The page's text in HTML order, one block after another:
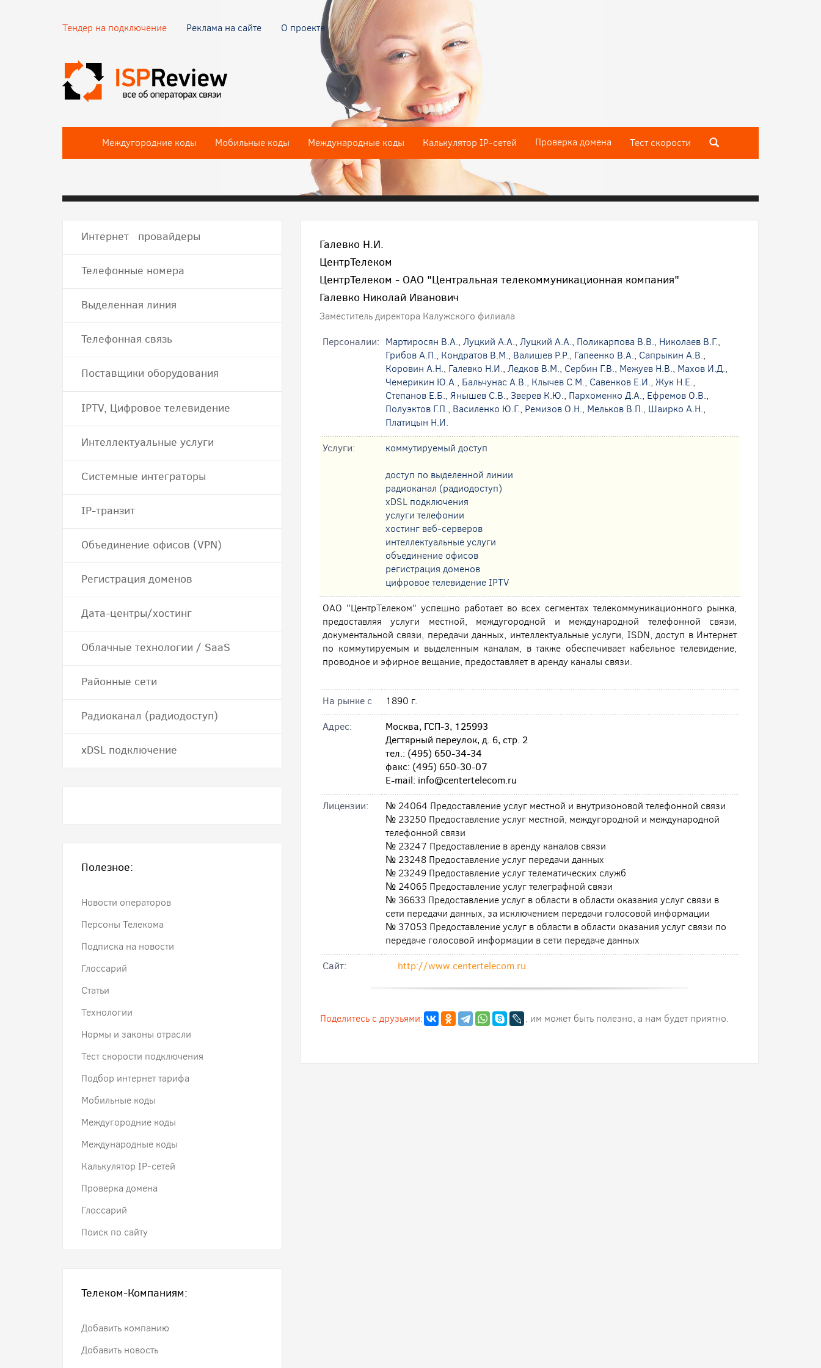
Тендер на подключение Реклама на сайте О проекте
Междугородние коды Мобильные коды Международные коды Калькулятор IP-сетей Проверка домена Тест скороcти
Галевко Н.И.
ЦентрТелеком
ЦентрТелеком - ОАО "Центральная телекоммуникационная компания"
Галевко Николай Иванович
Заместитель директора Калужского филиала
Персоналии: Мартиросян В.А., Луцкий А.А., Луцкий А.А., Поликарпова В.В., Николаев В.Г.,
Грибов А.П., Кондратов В.М., Валишев Р.Р., Гапеенко В.А., Сапрыкин А.В.,
Коровин А.Н., Галевко Н.И., Ледков В.М., Сербин Г.В., Межуев Н.В., Махов И.Д.,
Чемерикин Ю.А., Бальчунас А.В., Клычев С.М., Савенков Е.И., Жук Н.Е.,
Степанов Е.Б., Янышев С.В., Зверев К.Ю., Пархоменко Д.А., Ефремов О.В.,
Полуэктов Г.П., Василенко Ю.Г., Ремизов О.Н., Мельков В.П., Шаирко А.Н.,
Платицын Н.И.
Услуги:
коммутируемый доступ
доступ по выделенной линии
радиоканал (радиодоступ)
xDSL подключения
услуги телефонии
хостинг веб-серверов
интеллектуальные услуги
oбъединение офисов
регистрация доменов
цифровое телевидение IPTV
ОАО "ЦентрТелеком" успешно работает во всех сегментах телекоммуникационного рынка,
предоставляя услуги местной, междугородной и международной телефонной связи,
документальной связи, передачи данных, интеллектуальные услуги, ISDN, доступ в Интернет
по коммутируемым и выделенным каналам, в также обеспечивает кабельное телевидение,
проводное и эфирное вещание, предоставляет в аренду каналы связи.
На рынке с
1890 г.
Адрес:
Москва, ГСП-3, 125993
Дегтярный переулок, д. 6, стр. 2
тел.: (495) 650-34-34
факс: (495) 650-30-07
E-mail: info@centertelecom.ru
Лицензии:
№ 24064 Предоставление услуг местной и внутризоновой телефонной связи
№ 23250 Предоставление услуг местной, междугородной и международной
телефонной связи
№ 23247 Предоставление в аренду каналов связи
№ 23248 Предоставление услуг передачи данных
№ 23249 Предоставление услуг телематических служб
№ 24065 Предоставление услуг телеграфной связи
№ 36633 Предоставление услуг в области в области оказания услуг связи в
сети передачи данных, за исключением передачи голосовой информации
№ 37053 Предоставление услуг в области в области оказания услуг связи по
передаче голосовой информации в сети передаче данных
Cайт:
http://www.centertelecom.ru
Поделитесь с друзьями: , им может быть полезно, а нам будет приятно.
Интернет провайдеры
Телефонные номера
Выделенная линия
Телефонная связь
Поставщики оборудования
IPTV, Цифровое телевидение
Интеллектуальные услуги
Системные интеграторы
IP-транзит
Объединение офисов (VPN)
Регистрация доменов
Дата-центры/хостинг
Облачные технологии / SaaS
Районные сети
Радиоканал (радиодоступ)
хDSL подключение
Полезное:
Новости операторов
Персоны Телекома
Подписка на новости
Глоссарий
Статьи
Технологии
Нормы и законы отрасли
Тест скорости подключения
Подбор интернет тарифа
Мобильные коды
Междугородние коды
Международные коды
Калькулятор IP-сетей
Проверка домена
Глоссарий
Поиск по сайту
Телеком-Компаниям:
Добавить компанию
Добавить новость